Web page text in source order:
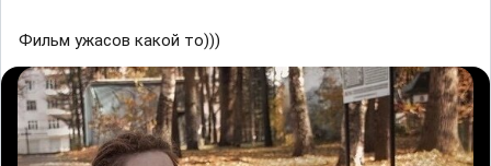
Фильм ужасов какой то)))